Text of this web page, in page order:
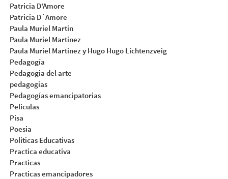
Patricia D'Amore
Patricia D´Amore
Paula Muriel Martin
Paula Muriel Martinez
Paula Muriel Martinez y Hugo Hugo Lichtenzveig
Pedagogía
Pedagogia del arte
pedagogias
Pedagogías emancipatorias
Peliculas
Pisa
Poesia
Politicas Educativas
Practica educativa
Practicas
Practicas emancipadores